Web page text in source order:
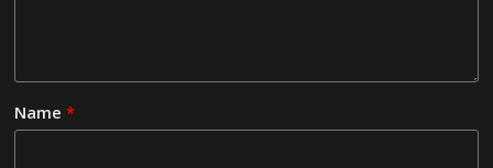
Name*